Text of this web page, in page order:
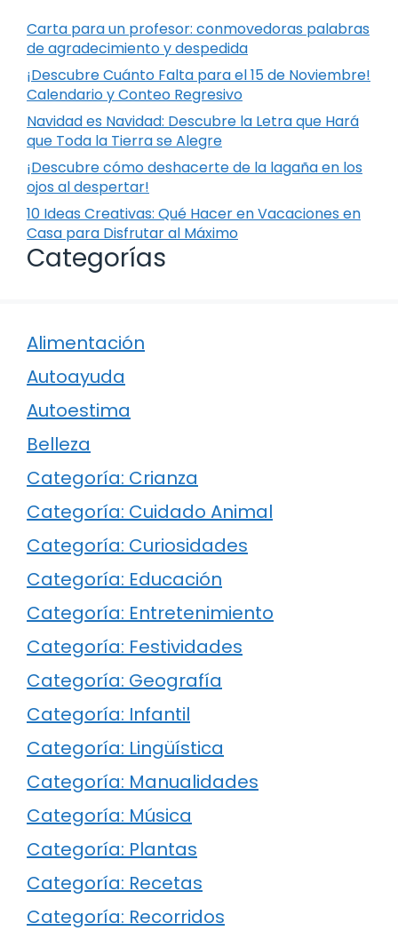
Carta para un profesor: conmovedoras palabras
de agradecimiento y despedida
¡Descubre Cuánto Falta para el 15 de Noviembre!
Calendario y Conteo Regresivo
Navidad es Navidad: Descubre la Letra que Hará
que Toda la Tierra se Alegre
¡Descubre cómo deshacerte de la lagaña en los
ojos al despertar!
10 Ideas Creativas: Qué Hacer en Vacaciones en
Casa para Disfrutar al Máximo
Categorías
Alimentación
Autoayuda
Autoestima
Belleza
Categoría: Crianza
Categoría: Cuidado Animal
Categoría: Curiosidades
Categoría: Educación
Categoría: Entretenimiento
Categoría: Festividades
Categoría: Geografía
Categoría: Infantil
Categoría: Lingüística
Categoría: Manualidades
Categoría: Música
Categoría: Plantas
Categoría: Recetas
Categoría: Recorridos